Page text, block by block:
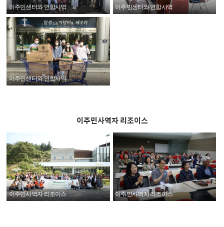
이주민센터와 연합사역 이주민센터와 연합사역
이주민센터와 연합사역
이주민사역자 리조이스
이주민사역자 리조이스 이주민사역자 리조이스